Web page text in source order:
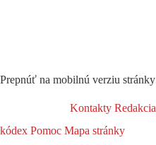
Prepnúť na mobilnú verziu stránky
Kontakty Redakcia
kódex Pomoc Mapa stránky